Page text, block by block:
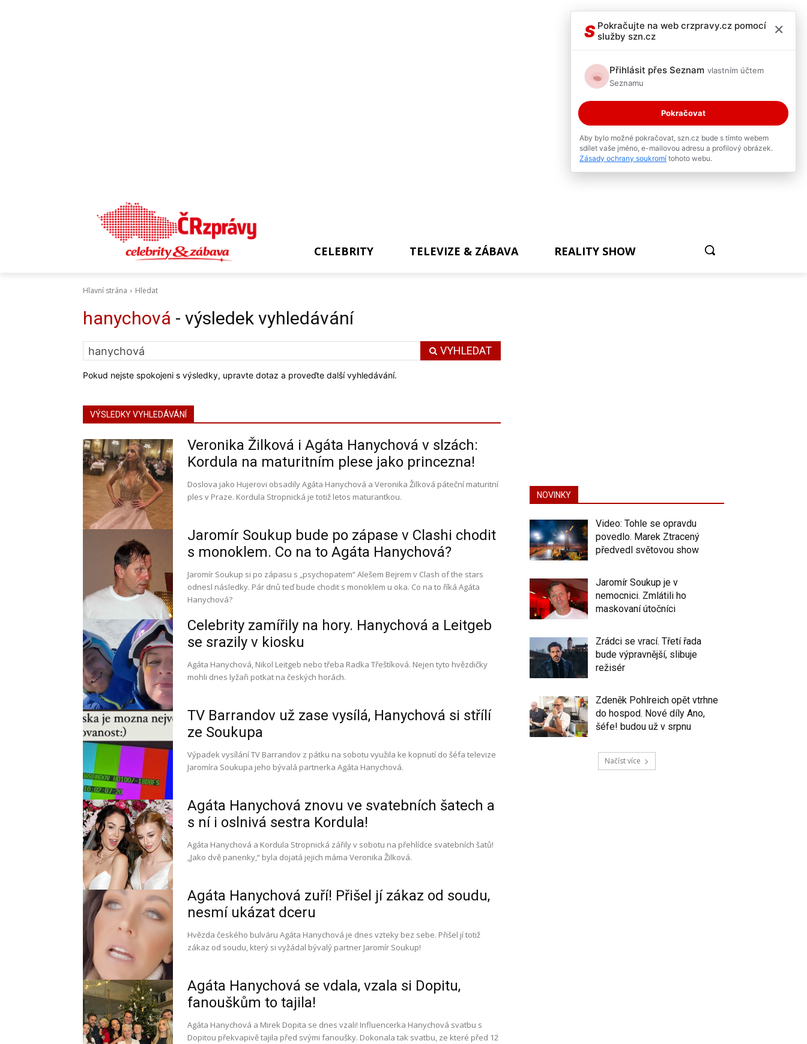
CELEBRITY TELEVIZE & ZÁBAVA REALITY SHOW
Hlavní strána Hledat
hanychová - výsledek vyhledávání
VYHLEDAT
Pokud nejste spokojeni s výsledky, upravte dotaz a proveďte další vyhledávání.
VÝSLEDKY VYHLEDÁVÁNÍ
Veronika Žilková i Agáta Hanychová v slzách:
Kordula na maturitním plese jako princezna!
Doslova jako Hujerovi obsadily Agáta Hanychová a Veronika Žilková páteční maturitní
ples v Praze. Kordula Stropnická je totiž letos maturantkou.
Jaromír Soukup bude po zápase v Clashi chodit
s monoklem. Co na to Agáta Hanychová?
Jaromír Soukup si po zápasu s „psychopatem“ Alešem Bejrem v Clash of the stars
odnesl následky. Pár dnů teď bude chodit s monoklem u oka. Co na to říká Agáta
Hanychová?
Celebrity zamířily na hory. Hanychová a Leitgeb
se srazily v kiosku
Agáta Hanychová, Nikol Leitgeb nebo třeba Radka Třeštíková. Nejen tyto hvězdičky
mohli dnes lyžaři potkat na českých horách.
TV Barrandov už zase vysílá, Hanychová si střílí
ze Soukupa
Výpadek vysílání TV Barrandov z pátku na sobotu využila ke kopnutí do šéfa televize
Jaromíra Soukupa jeho bývalá partnerka Agáta Hanychová.
Agáta Hanychová znovu ve svatebních šatech a
s ní i oslnivá sestra Kordula!
Agáta Hanychová a Kordula Stropnická zářily v sobotu na přehlídce svatebních šatů!
„Jako dvě panenky,“ byla dojatá jejich máma Veronika Žilková.
Agáta Hanychová zuří! Přišel jí zákaz od soudu,
nesmí ukázat dceru
Hvězda českého bulváru Agáta Hanychová je dnes vzteky bez sebe. Přišel jí totiž
zákaz od soudu, který si vyžádal bývalý partner Jaromír Soukup!
Agáta Hanychová se vdala, vzala si Dopitu,
fanouškům to tajila!
Agáta Hanychová a Mirek Dopita se dnes vzali! Influencerka Hanychová svatbu s
Dopitou překvapivě tajila před svými fanoušky. Dokonala tak svatbu, ze které před 12
NOVINKY
Video: Tohle se opravdu
povedlo. Marek Ztracený
předvedl světovou show
Jaromír Soukup je v
nemocnici. Zmlátili ho
maskovaní útočníci
Zrádci se vrací. Třetí řada
bude výpravnější, slibuje
režisér
Zdeněk Pohlreich opět vtrhne
do hospod. Nové díly Ano,
šéfe! budou už v srpnu
Načíst více
S Pokračujte na web crzpravy.cz pomocí
služby szn.cz
×
Přihlásit přes Seznam vlastním účtem
Seznamu
Pokračovat
Aby bylo možné pokračovat, szn.cz bude s tímto webem
sdílet vaše jméno, e-mailovou adresu a profilový obrázek.
Zásady ochrany soukromí tohoto webu.